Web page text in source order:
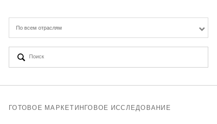
Новая реальность
Кейсы
Контакты
По всем отраслям
ГОТОВОЕ МАРКЕТИНГОВОЕ ИССЛЕДОВАНИЕ